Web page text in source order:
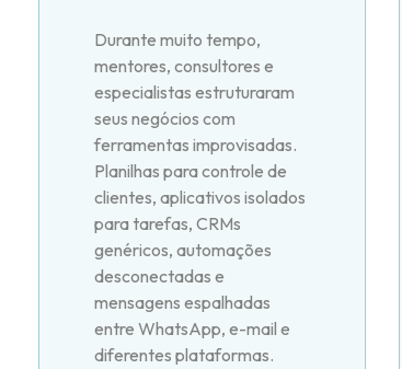
Durante muito tempo,
mentores, consultores e
especialistas estruturaram
seus negócios com
ferramentas improvisadas.
Planilhas para controle de
clientes, aplicativos isolados
para tarefas, CRMs
genéricos, automações
desconectadas e
mensagens espalhadas
entre WhatsApp, e-mail e
diferentes plataformas.